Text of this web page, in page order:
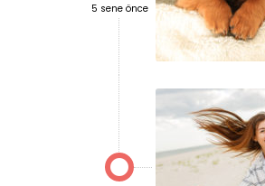
5 sene önce
